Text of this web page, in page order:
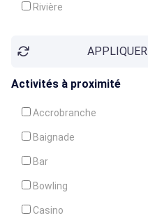
Rivière
APPLIQUER
Activités à proximité
Accrobranche
Baignade
Bar
Bowling
Casino